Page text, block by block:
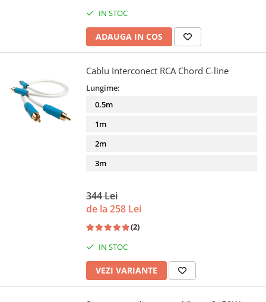
IN STOC
ADAUGA IN COS
Cablu Interconect RCA Chord C-line
Lungime:
0.5m
1m
2m
3m
344 Lei
de la 258 Lei
(2)
IN STOC
VEZI VARIANTE